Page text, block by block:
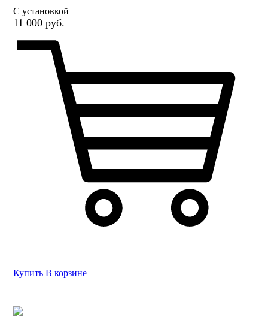
С установкой
11 000 руб.
Купить В корзине